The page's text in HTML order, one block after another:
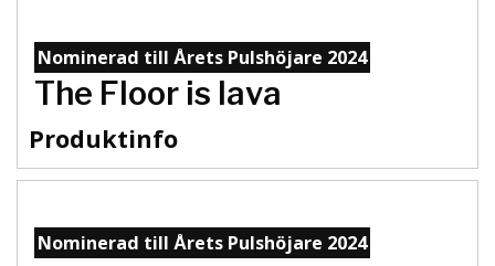
Nominerad till Årets Pulshöjare 2024
The Floor is lava
Produktinfo
Nominerad till Årets Pulshöjare 2024